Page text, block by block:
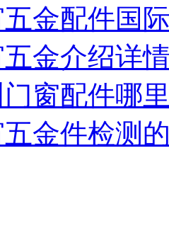
五金配件国
金介绍详
窗配件哪
金件检测